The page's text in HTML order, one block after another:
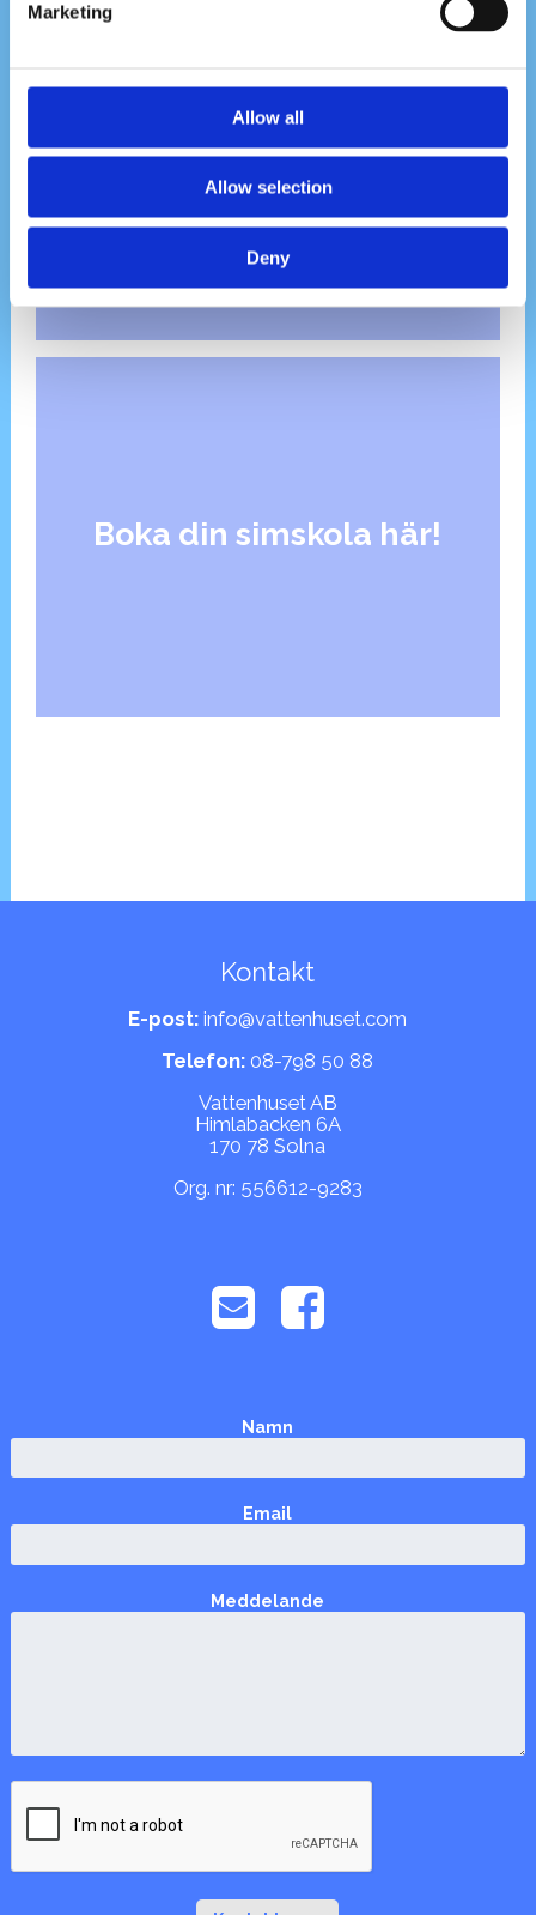
Marketing
Allow all
Allow selection
Deny
Boka din vattenträning
här!
Boka din simskola här!
Kontakt
E-post: info@vattenhuset.com
Telefon: 08-798 50 88
Vattenhuset AB
Himlabacken 6A
170 78 Solna
Org. nr: 556612-9283
 
Namn
Email
Meddelande